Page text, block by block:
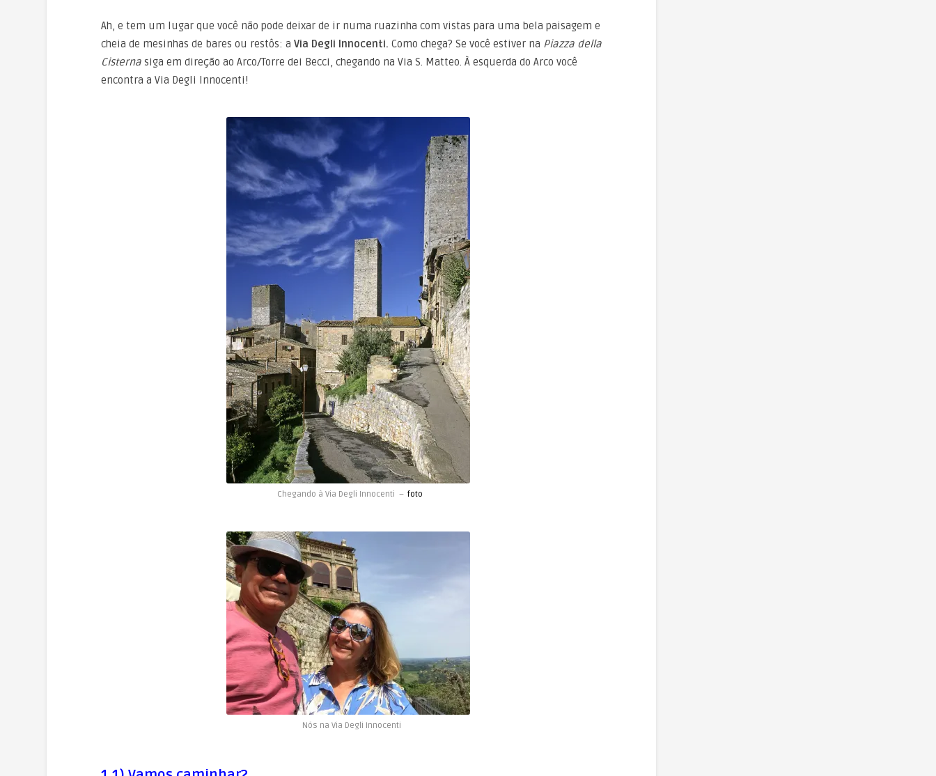
Ah, e tem um lugar que você não pode deixar de ir numa ruazinha com vistas para uma bela paisagem e
cheia de mesinhas de bares ou restôs: a Via Degli Innocenti. Como chega? Se você estiver na Piazza della
Cisternasiga em direção ao Arco/Torre dei Becci, chegando na Via S. Matteo. À esquerda do Arco você
encontra a Via Degli Innocenti!
Chegando à Via Degli Innocenti – foto
Nós na Via Degli Innocenti